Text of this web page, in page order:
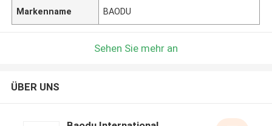
Markenname BAODU
Sehen Sie mehr an
ÜBER UNS